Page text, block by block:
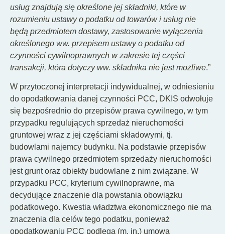
usług znajdują się określone jej składniki, które w
rozumieniu ustawy o podatku od towarów i usług nie
będą przedmiotem dostawy, zastosowanie wyłączenia
określonego ww. przepisem ustawy o podatku od
czynności cywilnoprawnych w zakresie tej części
transakcji, która dotyczy ww. składnika nie jest możliwe.”
W przytoczonej interpretacji indywidualnej, w odniesieniu
do opodatkowania danej czynności PCC, DKIS odwołuje
się bezpośrednio do przepisów prawa cywilnego, w tym
przypadku regulujących sprzedaż nieruchomości
gruntowej wraz z jej częściami składowymi, tj.
budowlami najemcy budynku. Na podstawie przepisów
prawa cywilnego przedmiotem sprzedaży nieruchomości
jest grunt oraz obiekty budowlane z nim związane. W
przypadku PCC, kryterium cywilnoprawne, ma
decydujące znaczenie dla powstania obowiązku
podatkowego. Kwestia władztwa ekonomicznego nie ma
znaczenia dla celów tego podatku, ponieważ
opodatkowaniu PCC podlega (m. in.) umowa